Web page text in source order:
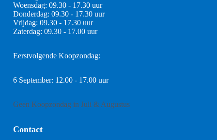
Woensdag: 09.30 - 17.30 uur
Donderdag: 09.30 - 17.30 uur
Vrijdag: 09.30 - 17.30 uur
Zaterdag: 09.30 - 17.00 uur
Eerstvolgende Koopzondag:
6 September: 12.00 - 17.00 uur
Geen Koopzondag in Juli & Augustus
Contact